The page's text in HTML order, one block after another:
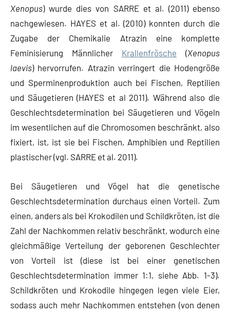
Xenopus) wurde dies von SARRE et al. (2011) ebenso
nachgewiesen. HAYES et al. (2010) konnten durch die
Zugabe der Chemikalie Atrazin eine komplette
Feminisierung Männlicher Krallenfrösche (Xenopus
laevis) hervorrufen. Atrazin verringert die Hodengröße
und Sperminenproduktion auch bei Fischen, Reptilien
und Säugetieren (HAYES et al 2011). Während also die
Geschlechtsdetermination bei Säugetieren und Vögeln
im wesentlichen auf die Chromosomen beschränkt, also
fixiert, ist, ist sie bei Fischen, Amphibien und Reptilien
plastischer (vgl. SARRE et al. 2011).
Bei Säugetieren und Vögel hat die genetische
Geschlechtsdetermination durchaus einen Vorteil. Zum
einen, anders als bei Krokodilen und Schildkröten, ist die
Zahl der Nachkommen relativ beschränkt, wodurch eine
gleichmäßige Verteilung der geborenen Geschlechter
von Vorteil ist (diese ist bei einer genetischen
Geschlechtsdetermination immer 1:1, siehe Abb. 1-3).
Schildkröten und Krokodile hingegen legen viele Eier,
sodass auch mehr Nachkommen entstehen (von denen